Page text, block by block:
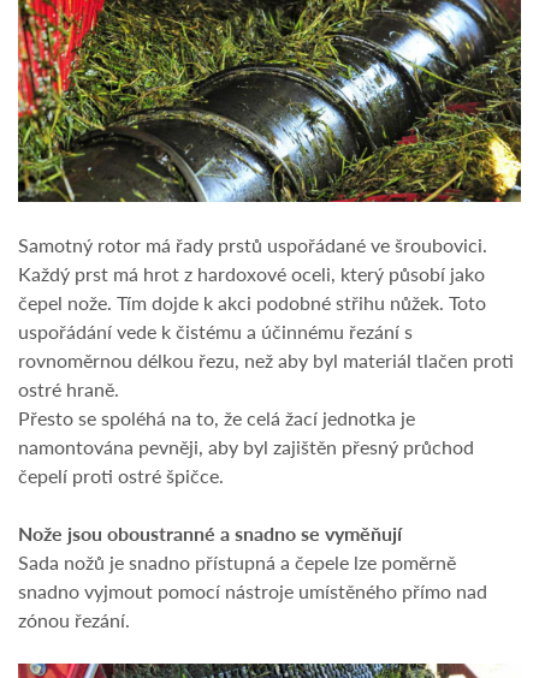
Samotný rotor má řady prstů uspořádané ve šroubovici.
Každý prst má hrot z hardoxové oceli, který působí jako
čepel nože. Tím dojde k akci podobné střihu nůžek. Toto
uspořádání vede k čistému a účinnému řezání s
rovnoměrnou délkou řezu, než aby byl materiál tlačen proti
ostré hraně.
Přesto se spoléhá na to, že celá žací jednotka je
namontována pevněji, aby byl zajištěn přesný průchod
čepelí proti ostré špičce.
Nože jsou oboustranné a snadno se vyměňují
Sada nožů je snadno přístupná a čepele lze poměrně
snadno vyjmout pomocí nástroje umístěného přímo nad
zónou řezání.